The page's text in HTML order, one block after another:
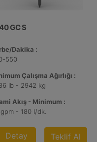
GC S
Dakika :
550
Çalışma Ağırlığı :
lb - 2942 kg
Akış - Minimum :
- 180 l/dk.
Detay Teklif Al